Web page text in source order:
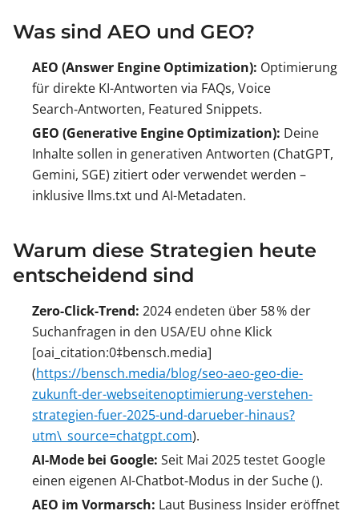
Was sind AEO und GEO?
AEO (Answer Engine Optimization): Optimierung
für direkte KI-Antworten via FAQs, Voice
Search‑Antworten, Featured Snippets.
GEO (Generative Engine Optimization): Deine
Inhalte sollen in generativen Antworten (ChatGPT,
Gemini, SGE) zitiert oder verwendet werden –
inklusive llms.txt und AI-Metadaten.
Warum diese Strategien heute
entscheidend sind
Zero‑Click‑Trend: 2024 endeten über 58 % der
Suchanfragen in den USA/EU ohne Klick
[oai_citation:0‡bensch.media]
(https://bensch.media/blog/seo-aeo-geo-die-
zukunft-der-webseitenoptimierung-verstehen-
strategien-fuer-2025-und-darueber-hinaus?
utm\_source=chatgpt.com).
AI-Mode bei Google: Seit Mai 2025 testet Google
einen eigenen AI-Chatbot‑Modus in der Suche ().
AEO im Vormarsch: Laut Business Insider eröffnet